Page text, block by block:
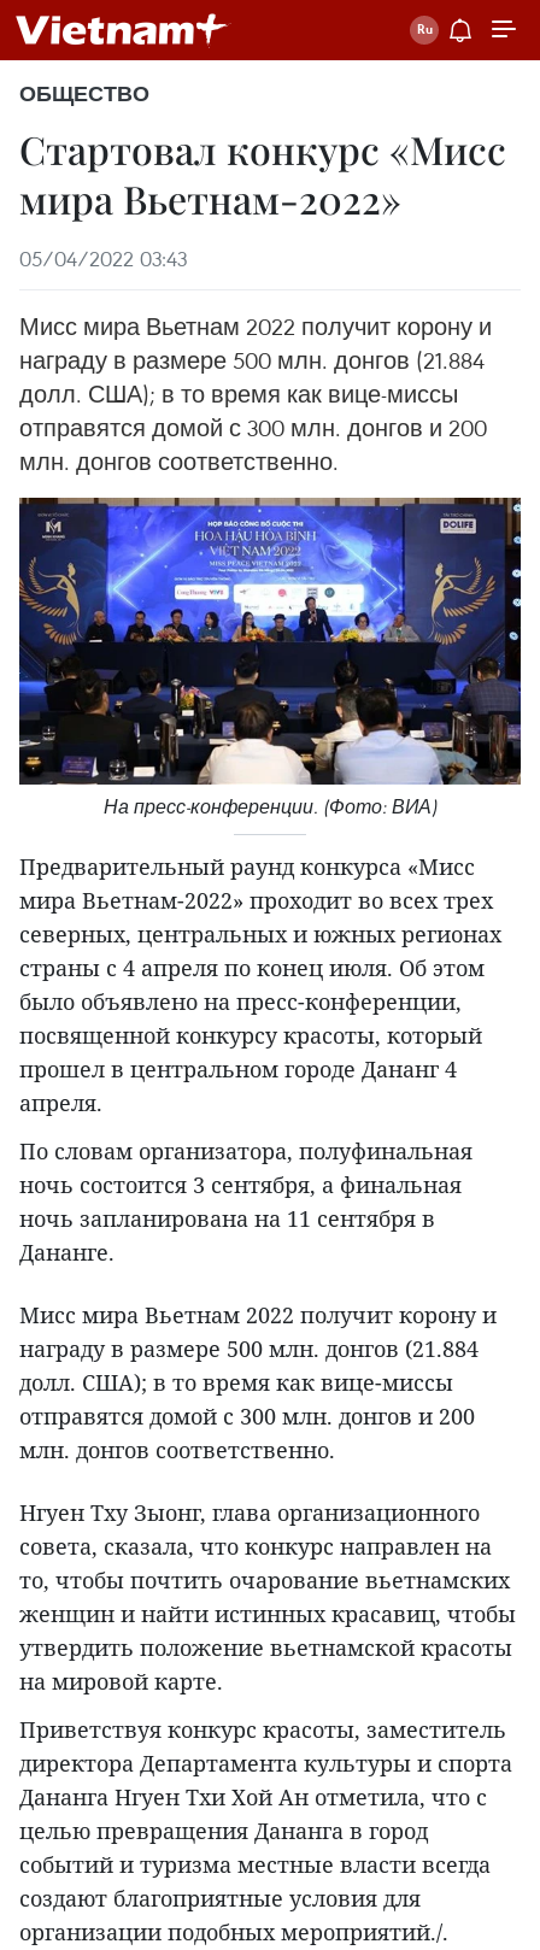
ОБЩЕСТВО
Стартовал конкурс «Мисс
мира Вьетнам-2022»
05/04/2022 03:43
Мисс мира Вьетнам 2022 получит корону и
награду в размере 500 млн. донгов (21.884
долл. США); в то время как вице-миссы
отправятся домой с 300 млн. донгов и 200
млн. донгов соответственно.
На пресс-конференции. (Фото: ВИА)
Предварительный раунд конкурса «Мисс
мира Вьетнам-2022» проходит во всех трех
северных, центральных и южных регионах
страны с 4 апреля по конец июля. Об этом
было объявлено на пресс-конференции,
посвященной конкурсу красоты, который
прошел в центральном городе Дананг 4
апреля.
По словам организатора, полуфинальная
ночь состоится 3 сентября, а финальная
ночь запланирована на 11 сентября в
Дананге.
Мисс мира Вьетнам 2022 получит корону и
награду в размере 500 млн. донгов (21.884
долл. США); в то время как вице-миссы
отправятся домой с 300 млн. донгов и 200
млн. донгов соответственно.
Нгуен Тху Зыонг, глава организационного
совета, сказала, что конкурс направлен на
то, чтобы почтить очарование вьетнамских
женщин и найти истинных красавиц, чтобы
утвердить положение вьетнамской красоты
на мировой карте.
Приветствуя конкурс красоты, заместитель
директора Департамента культуры и спорта
Дананга Нгуен Тхи Хой Ан отметила, что с
целью превращения Дананга в город
событий и туризма местные власти всегда
создают благоприятные условия для
организации подобных мероприятий./.